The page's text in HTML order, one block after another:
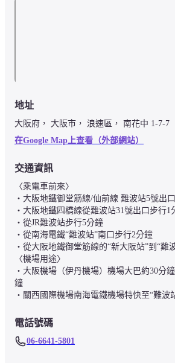
地址
大阪府， 大阪市， 浪速區， 南花中 1-7-7
在Google Map上查看（外部網站）
交通資訊
〈乘電車前來〉
・大阪地鐵御堂筋線/仙前線 難波站5號出
・大阪地鐵四橋線從難波站31號出口步行1
・從JR難波站步行5分鐘
・從南海電鐵“難波站”南口步行2分鐘
・從大阪地鐵御堂筋線的“新大阪站”到“難
〈機場用途〉
・大阪機場（伊丹機場）機場大巴約30分
鐘
・關西國際機場南海電鐵機場特快至“難波
電話號碼
06-6641-5801